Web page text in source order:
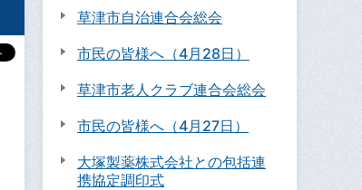
草津市自治連合会総会
市民の皆様へ（4月28日）
草津市老人クラブ連合会総会
市民の皆様へ（4月27日）
大塚製薬株式会社との包括連
携協定調印式